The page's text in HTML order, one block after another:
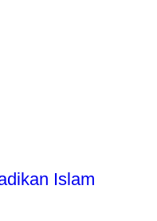
Islam